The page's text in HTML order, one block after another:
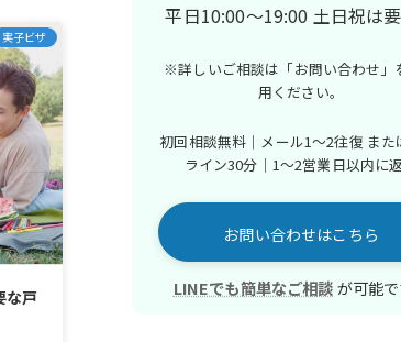
実子ビザ
な戸
平日10:00～19:00 土日祝は
※詳しいご相談は「お問い合わせ」
用ください。
初回相談無料｜メール1〜2往復 また
ライン30分｜1〜2営業日以内に
お問い合わせはこちら
LINEでも簡単なご相談が可能で